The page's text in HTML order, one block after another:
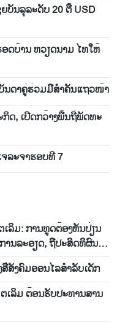
ບັນ​ລຸ​ລະ​ດັບ 20 ຕື້ USD
ບ້ານ ຫວຽດ​ນາມ ໄທ​ໃຫ້​
ນ​ດາ​ຄູ່​ຮ່ວມ​ມື​ສຳ​ຄັນ​ແຖວ​ໜ້າ
ດ, ເປີດກວ້າງ​ພື້ນ​ຖີ່​ພັດ​ທະ​
ລະ​ຈາ​ຮອບ​ທີ 7
ລິມ: ການ​ທູດ​ຕ້ອງ​ຫັນ​ປ່ຽນ​
ານ​ລະ​ອຽດ​, ຖື​ປະ​ສິດ​ທິ​ຜົນ​
ສັງ​ຄົມ​ອອນ​ໄລ​ສຳ​ລັບ​ເດັກ
ເລິມ ຕ້ອນຮັບປະທານສານ